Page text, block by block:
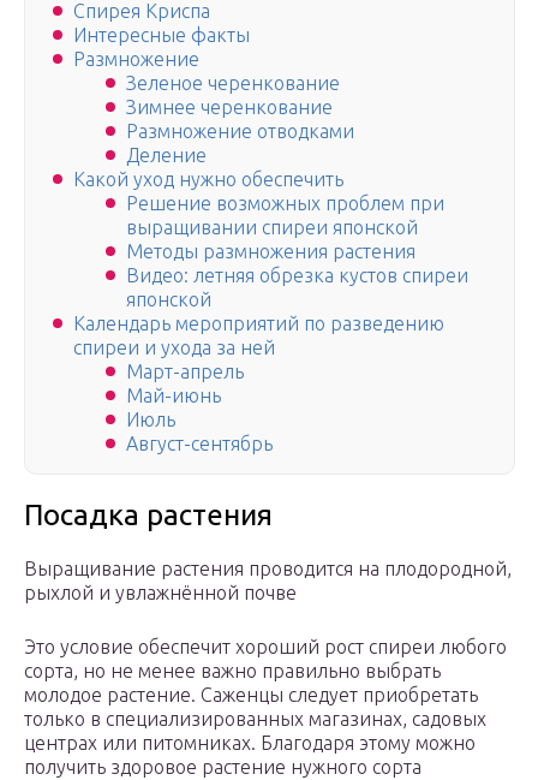
Спирея Криспа
Интересные факты
Размножение
Зеленое черенкование
Зимнее черенкование
Размножение отводками
Деление
Какой уход нужно обеспечить
Решение возможных проблем при
выращивании спиреи японской
Методы размножения растения
Видео: летняя обрезка кустов спиреи
японской
Календарь мероприятий по разведению
спиреи и ухода за ней
Март-апрель
Май-июнь
Июль
Август-сентябрь
Посадка растения
Выращивание растения проводится на плодородной,
рыхлой и увлажнённой почве
Это условие обеспечит хороший рост спиреи любого
сорта, но не менее важно правильно выбрать
молодое растение. Саженцы следует приобретать
только в специализированных магазинах, садовых
центрах или питомниках. Благодаря этому можно
получить здоровое растение нужного сорта